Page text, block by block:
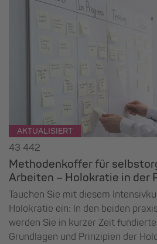
AKTUALISIERT
43 442
Methodenkoffer für
Arbeiten – Holokratie in der
Tauchen Sie mit diesem
Holokratie ein: In den beiden
werden Sie in kurzer Zeit
Grundlagen und Prinzipien der